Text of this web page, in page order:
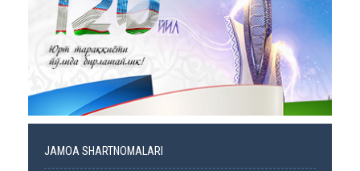
JAMOA SHARTNOMALARI